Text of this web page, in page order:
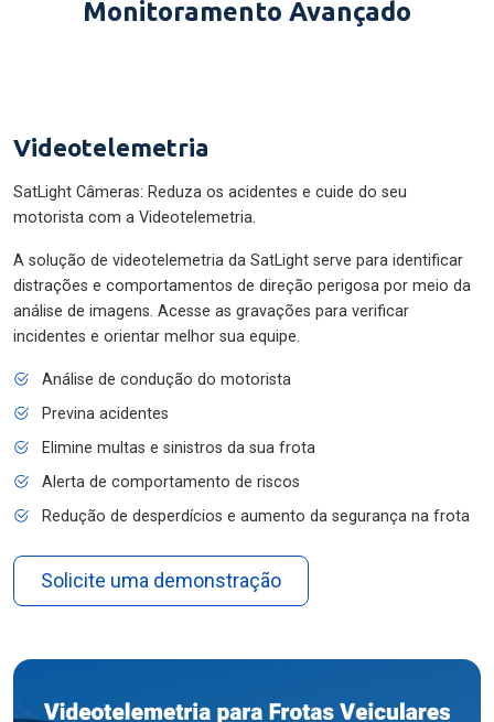
Monitoramento Avançado
Videotelemetria
SatLight Câmeras: Reduza os acidentes e cuide do seu
motorista com a Videotelemetria.
A solução de videotelemetria da SatLight serve para identificar
distrações e comportamentos de direção perigosa por meio da
análise de imagens. Acesse as gravações para verificar
incidentes e orientar melhor sua equipe.
Análise de condução do motorista
Previna acidentes
Elimine multas e sinistros da sua frota
Alerta de comportamento de riscos
Redução de desperdícios e aumento da segurança na frota
Solicite uma demonstração